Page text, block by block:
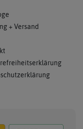
+ Versand